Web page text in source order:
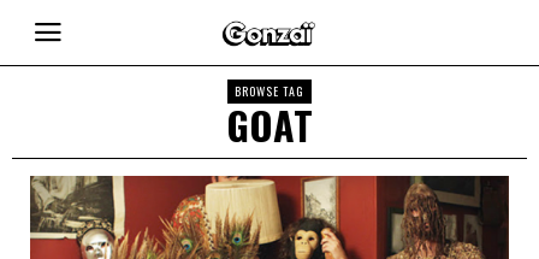
BROWSE TAG
GOAT